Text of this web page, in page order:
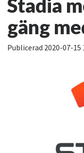
Stadia
gäng
Publicerad 2020-07-15